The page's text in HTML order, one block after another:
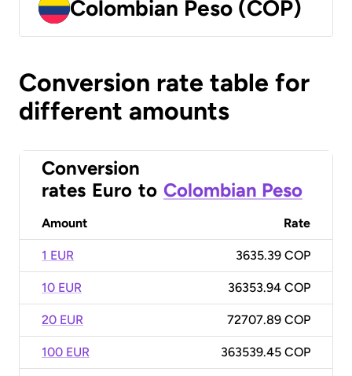
Colombian Peso (COP)
Conversion rate table for
different amounts
Conversion
rates Euro to Colombian Peso
Amount Rate
1 EUR 3635.39 COP
10 EUR 36353.94 COP
20 EUR 72707.89 COP
100 EUR 363539.45 COP